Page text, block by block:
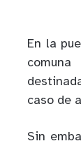
En la
caso de
Sin